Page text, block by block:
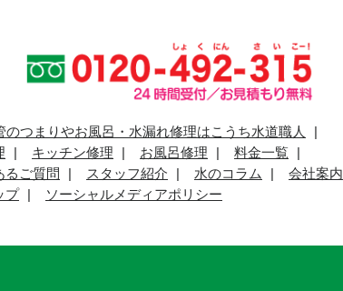
つまりやお風呂・水漏れ修理はこうち水道職人
キッチン修理 お風呂修理
料金一覧
るご質問 スタッフ紹介 水のコラム
会社案内
プ ソーシャルメディアポリシー